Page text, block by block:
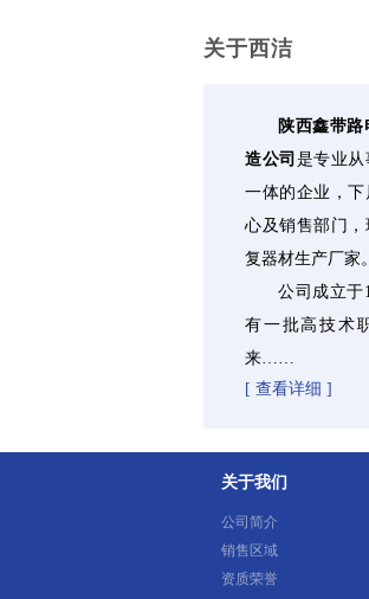
关于西洁
陕西鑫带路
造公司 是专业
一体的企业，
心及销售部门
复器材生产厂家。
公司成立于
有一批高技术
来……
[ 查看详细 ]
关于我们
公司简介
销售区域
资质荣誉